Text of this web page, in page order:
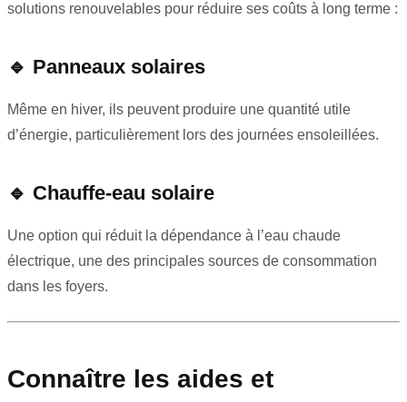
solutions renouvelables pour réduire ses coûts à long terme :
🔹 Panneaux solaires
Même en hiver, ils peuvent produire une quantité utile
d’énergie, particulièrement lors des journées ensoleillées.
🔹 Chauffe-eau solaire
Une option qui réduit la dépendance à l’eau chaude
électrique, une des principales sources de consommation
dans les foyers.
Connaître les aides et